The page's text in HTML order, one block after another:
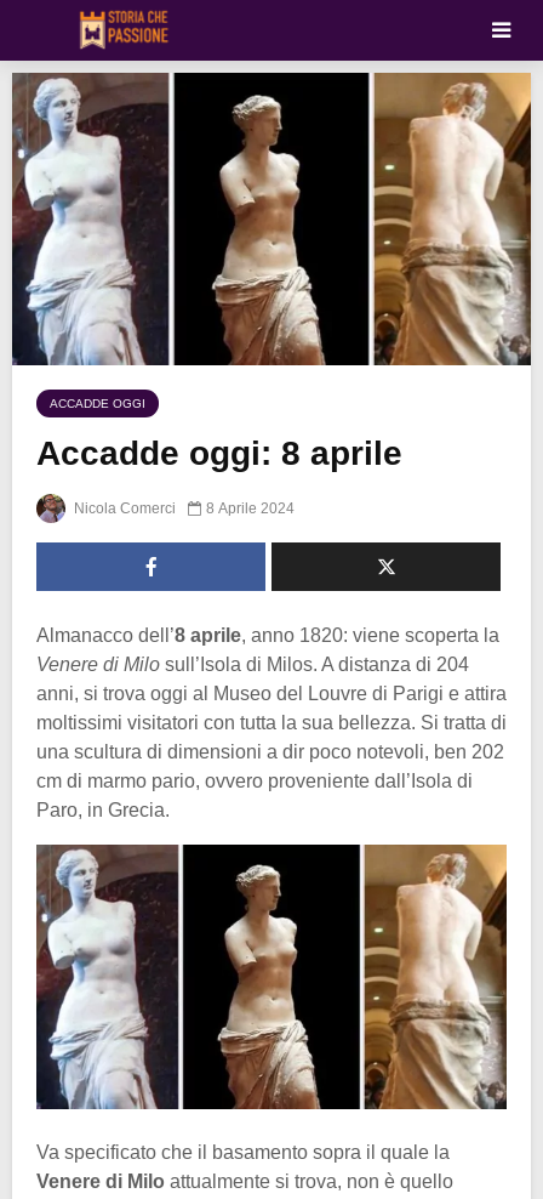
ACCADDE OGGI
Accadde oggi: 8 aprile
Nicola Comerci 8 Aprile 2024
Almanacco dell’8 aprile, anno 1820: viene scoperta la
Venere di Milo sull’Isola di Milos. A distanza di 204
anni, si trova oggi al Museo del Louvre di Parigi e attira
moltissimi visitatori con tutta la sua bellezza. Si tratta di
una scultura di dimensioni a dir poco notevoli, ben 202
cm di marmo pario, ovvero proveniente dall’Isola di
Paro, in Grecia.
Va specificato che il basamento sopra il quale la
Venere di Milo attualmente si trova, non è quello